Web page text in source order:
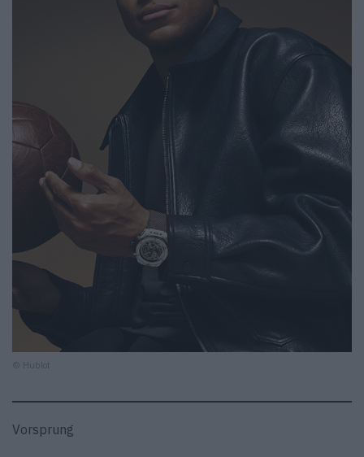
© Hublot
Vorsprung